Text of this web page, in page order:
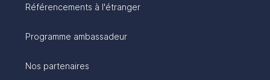
Référencements à l'étranger
Programme ambassadeur
Nos partenaires